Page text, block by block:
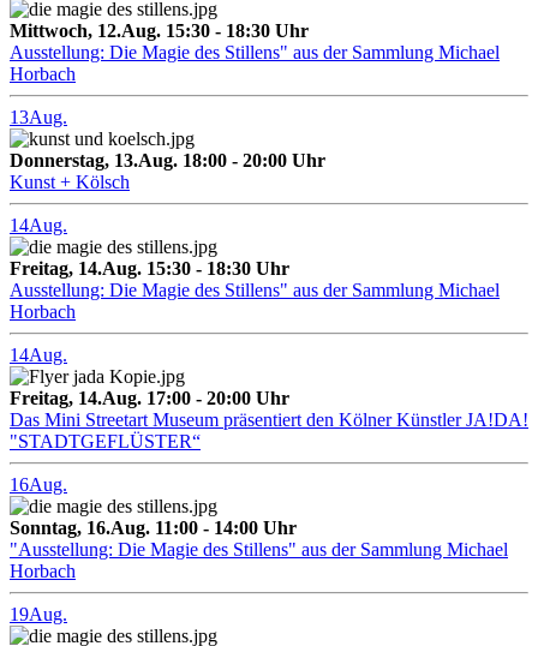
Mittwoch, 12.Aug. 15:30 - 18:30 Uhr
Ausstellung: Die Magie des Stillens" aus der Sammlung Michael
Horbach
13Aug.
Donnerstag, 13.Aug. 18:00 - 20:00 Uhr
Kunst + Kölsch
14Aug.
Freitag, 14.Aug. 15:30 - 18:30 Uhr
Ausstellung: Die Magie des Stillens" aus der Sammlung Michael
Horbach
14Aug.
Freitag, 14.Aug. 17:00 - 20:00 Uhr
Das Mini Streetart Museum präsentiert den Kölner Künstler JA!DA!
"STADTGEFLÜSTER“
16Aug.
Sonntag, 16.Aug. 11:00 - 14:00 Uhr
"Ausstellung: Die Magie des Stillens" aus der Sammlung Michael
Horbach
19Aug.